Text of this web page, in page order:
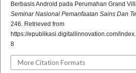
Berbasis Android pada Perumahan Grand
Seminar Nasional Pemanfaatan Sains Dan
246. Retrieved from
https://epublikasi.digitallinnovation.com/
8
More Citation Formats